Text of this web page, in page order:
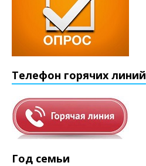
Телефон горячих линий
Год семьи